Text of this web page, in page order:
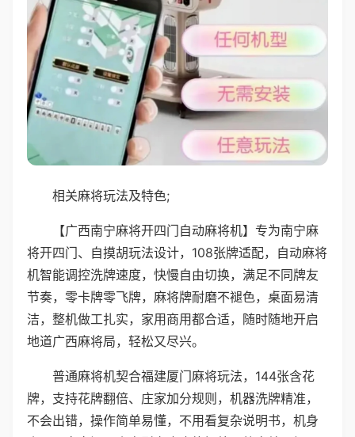
相关麻将玩法及特色;
【广西南宁麻将开四门自动麻将机】专为南宁麻
将开四门、自摸胡玩法设计，108张牌适配，自动麻将
机智能调控洗牌速度，快慢自由切换，满足不同牌友
节奏，零卡牌零飞牌，麻将牌耐磨不褪色，桌面易清
洁，整机做工扎实，家用商用都合适，随时随地开启
地道广西麻将局，轻松又尽兴。
普通麻将机契合福建厦门麻将玩法，144张含花
牌，支持花牌翻倍、庄家加分规则，机器洗牌精准，
不会出错，操作简单易懂，不用看复杂说明书，机身